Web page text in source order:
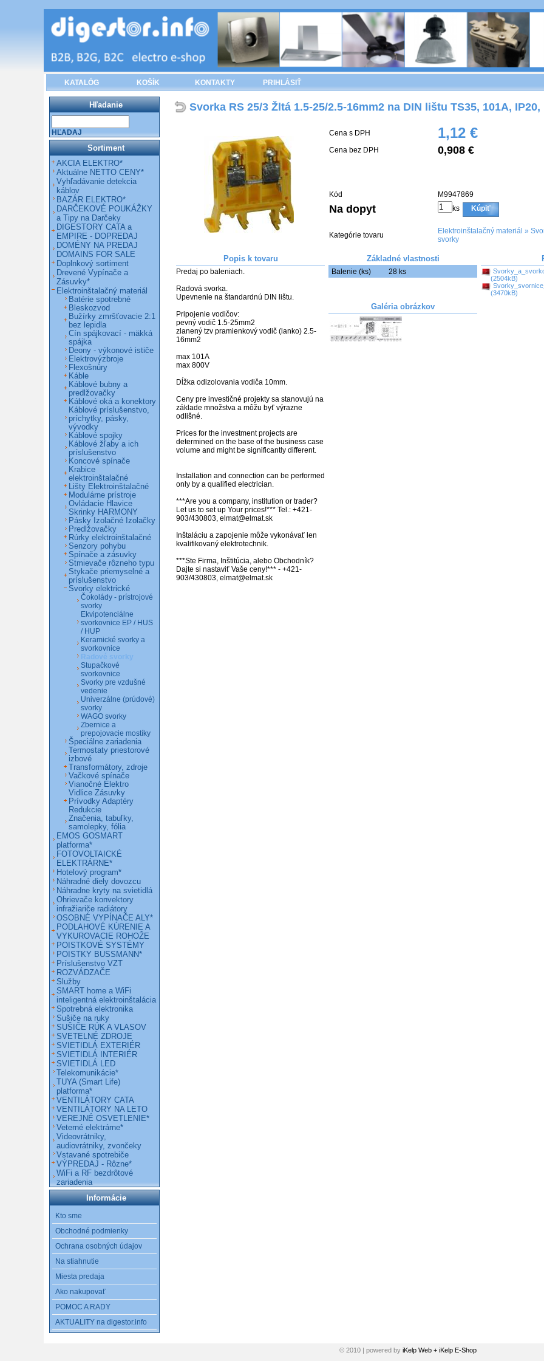
KATALÓG KOŠÍK KONTAKTY PRIHLÁSIŤ
Svorka RS 25/3 Žltá 1.5-25/2.5-16mm2 na DIN lištu TS35, 101A, IP20,
Cena s DPH 1,12 €
Cena bez DPH 0,908 €
Kód M9947869
Na dopyt ks Kúpiť
Kategórie tovaru Elektroinštalačný materiál »
svorky
Popis k tovaru
Predaj po baleniach.
Radová svorka.
Upevnenie na štandardnú DIN lištu.
Pripojenie vodičov:
pevný vodič 1.5-25mm2
zlanený tzv pramienkový vodič (lanko) 2.5-
16mm2
max 101A
max 800V
Dĺžka odizolovania vodiča 10mm.
Ceny pre investičné projekty sa stanovujú na
základe množstva a môžu byť výrazne
odlišné.
Prices for the investment projects are
determined on the base of the business case
volume and might be significantly different.
Installation and connection can be performed
only by a qualified electrician.
***Are you a company, institution or trader?
Let us to set up Your prices!*** Tel.: +421-
903/430803, elmat@elmat.sk
Inštaláciu a zapojenie môže vykonávať len
kvalifikovaný elektrotechnik.
***Ste Firma, Inštitúcia, alebo Obchodník?
Dajte si nastaviť Vaše ceny!*** - +421-
903/430803, elmat@elmat.sk
Základné vlastnosti
Balenie (ks) 28 ks
(2504kB)
(3470kB)
Galéria obrázkov
Hľadanie
HĽADAJ
Sortiment
AKCIA ELEKTRO*
Aktuálne NETTO CENY*
Vyhľadávanie detekcia
káblov
BAZÁR ELEKTRO*
DARČEKOVÉ POUKÁŽKY
a Tipy na Darčeky
DIGESTORY CATA a
EMPIRE - DOPREDAJ
DOMÉNY NA PREDAJ
DOMAINS FOR SALE
Doplnkový sortiment
Drevené Vypínače a
Zásuvky*
Elektroinštalačný materiál
Batérie spotrebné
Bleskozvod
Bužírky zmršťovacie 2:1
bez lepidla
Cín spájkovací - mäkká
spájka
Deony - výkonové ističe
Elektrovýzbroje
Flexošnúry
Káble
Káblové bubny a
predlžovačky
Káblové oká a konektory
Káblové príslušenstvo,
príchytky, pásky,
vývodky
Káblové spojky
Káblové žľaby a ich
príslušenstvo
Koncové spínače
Krabice
elektroinštalačné
Lišty Elektroinštalačné
Modulárne prístroje
Ovládacie Hlavice
Skrinky HARMONY
Pásky Izolačné Izolačky
Predlžovačky
Rúrky elektroinštalačné
Senzory pohybu
Spínače a zásuvky
Stmievače rôzneho typu
Stykače priemyselné a
príslušenstvo
Svorky elektrické
Čokolády - prístrojové
svorky
Ekvipotenciálne
svorkovnice EP / HUS
/ HUP
Keramické svorky a
svorkovnice
Radové svorky
Stupačkové
svorkovnice
Svorky pre vzdušné
vedenie
Univerzálne (prúdové)
svorky
WAGO svorky
Zbernice a
prepojovacie mostíky
Špeciálne zariadenia
Termostaty priestorové
izbové
Transformátory, zdroje
Vačkové spínače
Vianočné Elektro
Vidlice Zásuvky
Prívodky Adaptéry
Redukcie
Značenia, tabuľky,
samolepky, fólia
EMOS GOSMART
platforma*
FOTOVOLTAICKÉ
ELEKTRÁRNE*
Hotelový program*
Náhradné diely dovozcu
Náhradne kryty na svietidlá
Ohrievače konvektory
infražiariče radiátory
OSOBNÉ VYPÍNAČE ALY*
PODLAHOVÉ KÚRENIE A
VYKUROVACIE ROHOŽE
POISTKOVÉ SYSTÉMY
POISTKY BUSSMANN*
Príslušenstvo VZT
ROZVÁDZAČE
Služby
SMART home a WiFi
inteligentná elektroinštalácia
Spotrebná elektronika
Sušiče na ruky
SUŠIČE RÚK A VLASOV
SVETELNÉ ZDROJE
SVIETIDLÁ EXTERIÉR
SVIETIDLÁ INTERIÉR
SVIETIDLÁ LED
Telekomunikácie*
TUYA (Smart Life)
platforma*
VENTILÁTORY CATA
VENTILÁTORY NA LETO
VEREJNÉ OSVETLENIE*
Veterné elektrárne*
Videovrátniky,
audiovrátniky, zvončeky
Vstavané spotrebiče
VÝPREDAJ - Rôzne*
WiFi a RF bezdrôtové
zariadenia
Informácie
Kto sme
Obchodné podmienky
Ochrana osobných údajov
Na stiahnutie
Miesta predaja
Ako nakupovať
POMOC A RADY
AKTUALITY na digestor.info
© 2010 | powered by iKelp Web + iKelp E-Shop